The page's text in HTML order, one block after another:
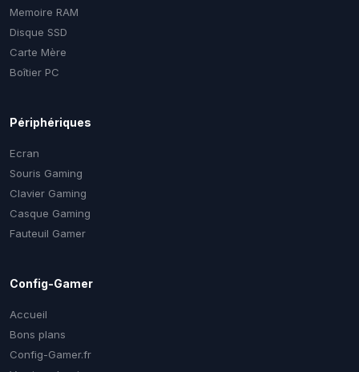
Memoire RAM
Disque SSD
Carte Mère
Boîtier PC
Périphériques
Ecran
Souris Gaming
Clavier Gaming
Casque Gaming
Fauteuil Gamer
Config-Gamer
Accueil
Bons plans
Config-Gamer.fr